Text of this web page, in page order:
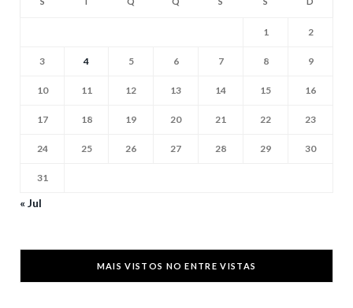
1 2
3 4 5 6 7 8 9
10 11 12 13 14 15 16
17 18 19 20 21 22 23
24 25 26 27 28 29 30
31
« Jul
MAIS VISTOS NO ENTRE VISTAS